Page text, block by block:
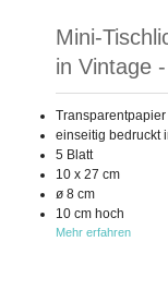
Mini-
in Vintage
Transparentpapier
einseitig bedruckt
5 Blatt
10 x 27 cm
ø 8 cm
10 cm hoch
Mehr erfahren